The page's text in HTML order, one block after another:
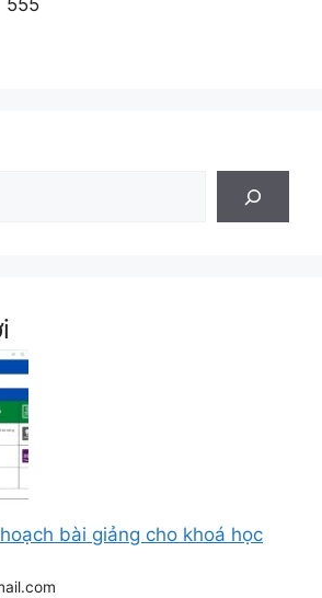
555
bài giảng cho khoá học